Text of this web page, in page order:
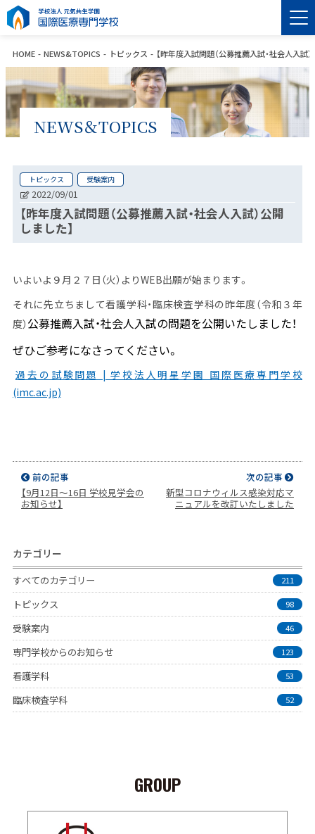
HOME NEWS&TOPICS トピックス 【昨年度入試問題（公募推薦入試・社会人入試
NEWS＆TOPICS
トピックス 受験案内
2022/09/01
【昨年度入試問題（公募推薦入試・社会人入試）公開
しました】
いよいよ９月２７日（火）よりWEB出願が始まります。
それに先立ちまして看護学科・臨床検査学科の昨年度（令和３年
度） 公募推薦入試・社会人入試の問題を公開いたしました！
ぜひご参考になさってください。
過去の試験問題 | 学校法人明星学園 国際医療専門学校
(imc.ac.jp)
前の記事
【9月12日～16日 学校見学会の
お知らせ】
次の記事
新型コロナウィルス感染対応マ
ニュアルを改訂いたしました
カテゴリー
すべてのカテゴリー 211
トピックス 98
受験案内 46
専門学校からのお知らせ 123
看護学科 53
臨床検査学科 52
GROUP